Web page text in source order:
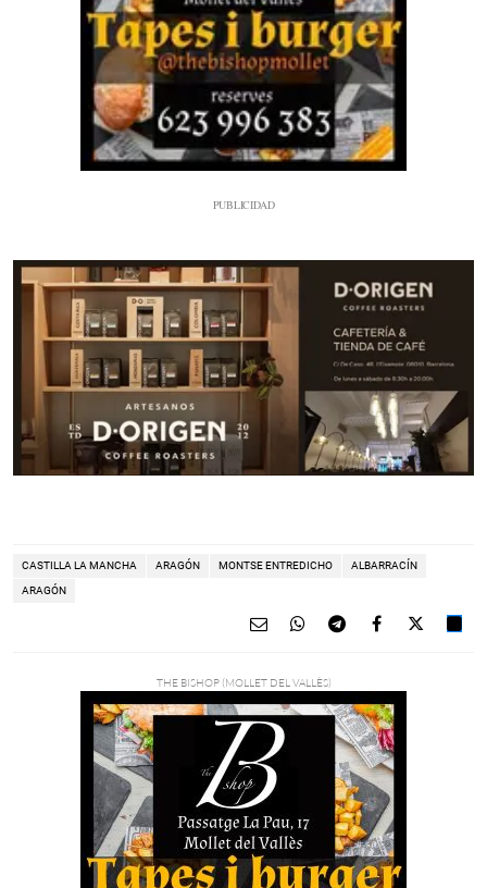
CASTILLA LA MANCHA ARAGÓN MONTSE ENTREDICHO ALBARRACÍN
ARAGÓN